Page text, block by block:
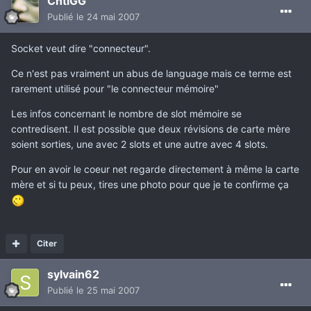
Publié le 24 mai 2007
Socket veut dire "connecteur".
Ce n'est pas vraiment un abus de language mais ce terme est
rarement utilisé pour "le connecteur mémoire"
Les infos concernant le nombre de slot mémoire se
contredisent. Il est possible que deux révisions de carte mère
soient sorties, une avec 2 slots et une autre avec 4 slots.
Pour en avoir le coeur net regarde directement à même la carte
mère et si tu peux, tires une photo pour que je te confirme ça
Citer
sylvain62
Publié le 25 mai 2007